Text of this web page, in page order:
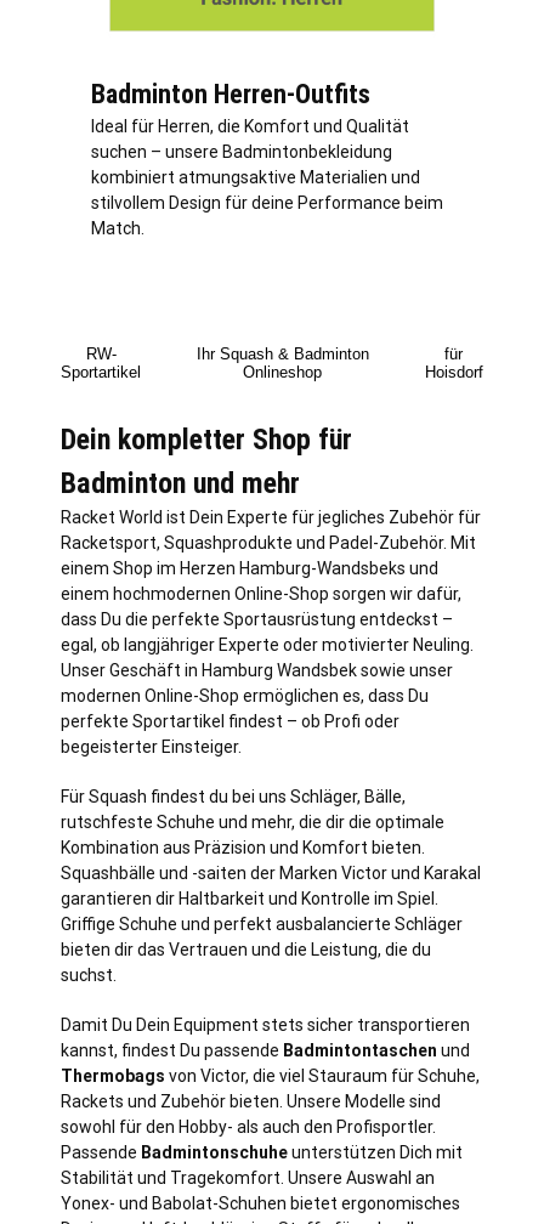
Badminton Herren-Outfits
Ideal für Herren, die Komfort und Qualität
suchen – unsere Badmintonbekleidung
kombiniert atmungsaktive Materialien und
stilvollem Design für deine Performance beim
Match.
RW-
Sportartikel
Ihr Squash & Badminton
Onlineshop
für
Hoisdorf
Dein kompletter Shop für
Badminton und mehr
Racket World ist Dein Experte für jegliches Zubehör für
Racketsport, Squashprodukte und Padel-Zubehör. Mit
einem Shop im Herzen Hamburg-Wandsbeks und
einem hochmodernen Online-Shop sorgen wir dafür,
dass Du die perfekte Sportausrüstung entdeckst –
egal, ob langjähriger Experte oder motivierter Neuling.
Unser Geschäft in Hamburg Wandsbek sowie unser
modernen Online-Shop ermöglichen es, dass Du
perfekte Sportartikel findest – ob Profi oder
begeisterter Einsteiger.
Für Squash findest du bei uns Schläger, Bälle,
rutschfeste Schuhe und mehr, die dir die optimale
Kombination aus Präzision und Komfort bieten.
Squashbälle und -saiten der Marken Victor und Karakal
garantieren dir Haltbarkeit und Kontrolle im Spiel.
Griffige Schuhe und perfekt ausbalancierte Schläger
bieten dir das Vertrauen und die Leistung, die du
suchst.
Damit Du Dein Equipment stets sicher transportieren
kannst, findest Du passende Badmintontaschen und
Thermobags von Victor, die viel Stauraum für Schuhe,
Rackets und Zubehör bieten. Unsere Modelle sind
sowohl für den Hobby- als auch den Profisportler.
Passende Badmintonschuheunterstützen Dich mit
Stabilität und Tragekomfort. Unsere Auswahl an
Yonex- und Babolat-Schuhen bietet ergonomisches